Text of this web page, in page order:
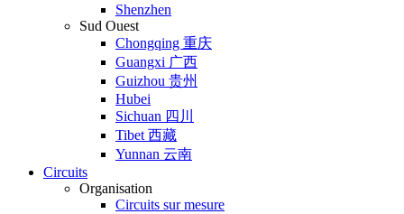
Shenzhen
Sud Ouest
Chongqing 重庆
Guangxi 广西
Guizhou 贵州
Hubei
Sichuan 四川
Tibet 西藏
Yunnan 云南
Circuits
Organisation
Circuits sur mesure